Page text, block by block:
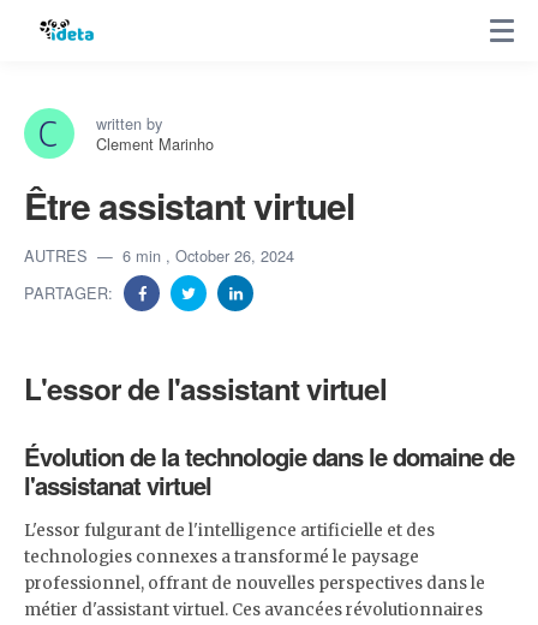
written by
Clement Marinho
Être assistant virtuel
AUTRES 6 min , October 26, 2024
PARTAGER:
L'essor de l'assistant virtuel
Évolution de la technologie dans le domaine de
l'assistanat virtuel
L'essor fulgurant de l'intelligence artificielle et des
technologies connexes a transformé le paysage
professionnel, offrant de nouvelles perspectives dans le
métier d'assistant virtuel. Ces avancées révolutionnaires